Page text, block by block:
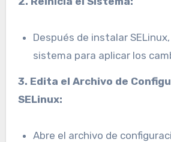
Después de instalar
sistema para aplicar los
3. Edita el Archivo de
SELinux:
Abre el archivo de